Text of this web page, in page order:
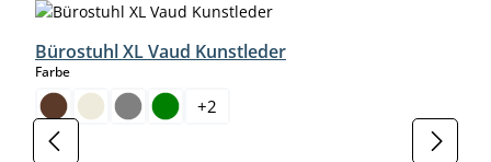
Bürostuhl XL Vaud Kunstleder
Farbeauswählen
+2